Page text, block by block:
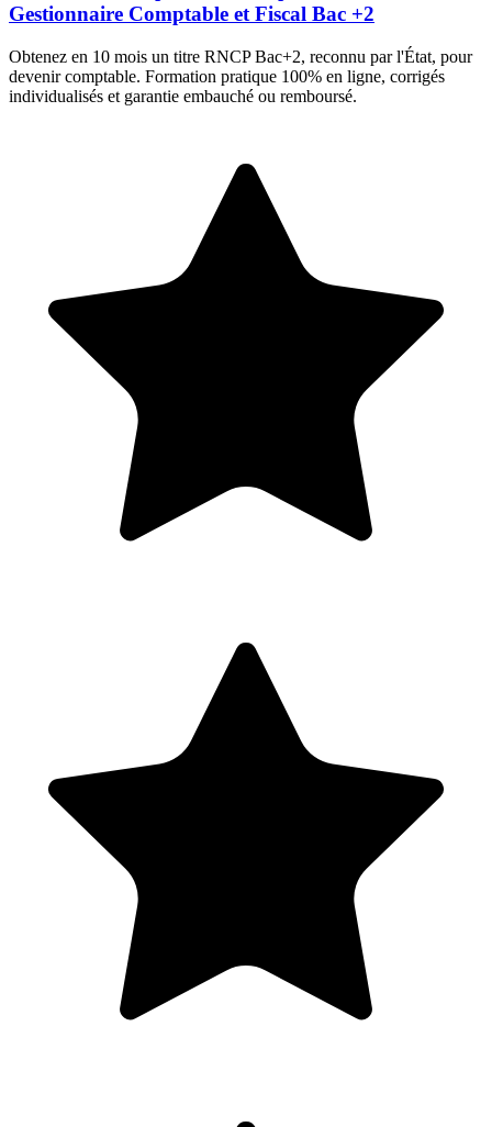
Gestionnaire Comptable et Fiscal Bac +2
Obtenez en 10 mois un titre RNCP Bac+2, reconnu par l'État, pour
devenir comptable. Formation pratique 100% en ligne, corrigés
individualisés et garantie embauché ou remboursé.